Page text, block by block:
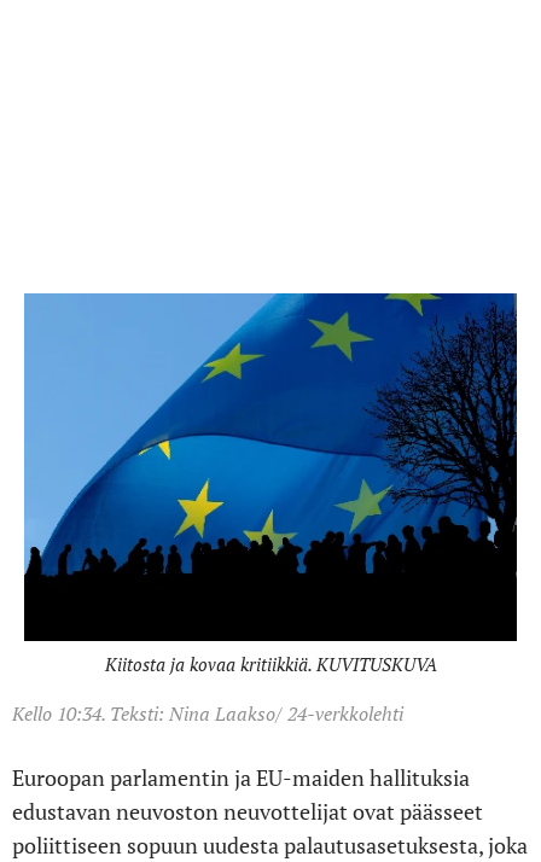
Kiitosta ja kovaa kritiikkiä. KUVITUSKUVA
Kello 10:34. Teksti: Nina Laakso/ 24-verkkolehti
Euroopan parlamentin ja EU-maiden hallituksia
edustavan neuvoston neuvottelijat ovat päässeet
poliittiseen sopuun uudesta palautusasetuksesta, joka